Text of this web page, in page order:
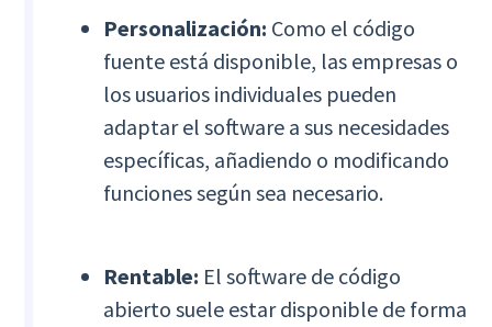
Personalización: Como el código
fuente está disponible, las empresas o
los usuarios individuales pueden
adaptar el software a sus necesidades
específicas, añadiendo o modificando
funciones según sea necesario.
Rentable: El software de código
abierto suele estar disponible de forma